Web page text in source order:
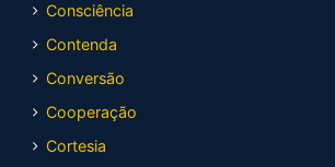
Consciência
Contenda
Conversão
Cooperação
Cortesia